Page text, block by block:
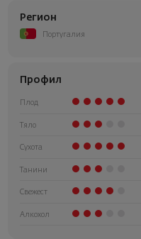
Регион
Португалия
Профил
Плод
Тяло
Сухота
Танини
Свежест
Алкохол